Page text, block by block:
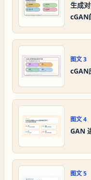
生成
cGAN
图文3
cGAN
图文4
GAN
图文5